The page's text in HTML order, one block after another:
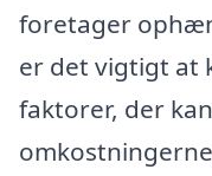
foretager
er det vigtigt at
faktorer, der